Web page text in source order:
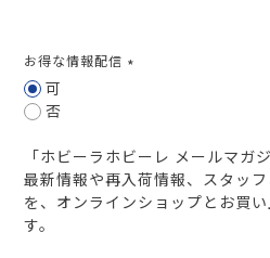
お得な情報配信
可
否
「ホビーラホビーレ メールマガ
最新情報や再入荷情報、スタッ
を、オンラインショップとお買
す。